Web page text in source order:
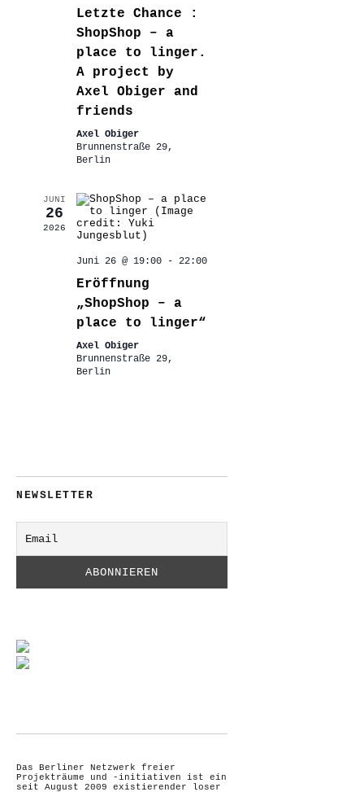
Letzte Chance :
ShopShop – a
place to linger.
A project by
Axel Obiger and
friends
Axel Obiger
Brunnenstraße 29,
Berlin
JUNI
26
2026
Juni 26 @ 19:00- 22:00
Eröffnung
„ShopShop – a
place to linger“
Axel Obiger
Brunnenstraße 29,
Berlin
NEWSLETTER
Das Berliner Netzwerk freier
Projekträume und -initiativen ist ein
seit August 2009 existierender loser